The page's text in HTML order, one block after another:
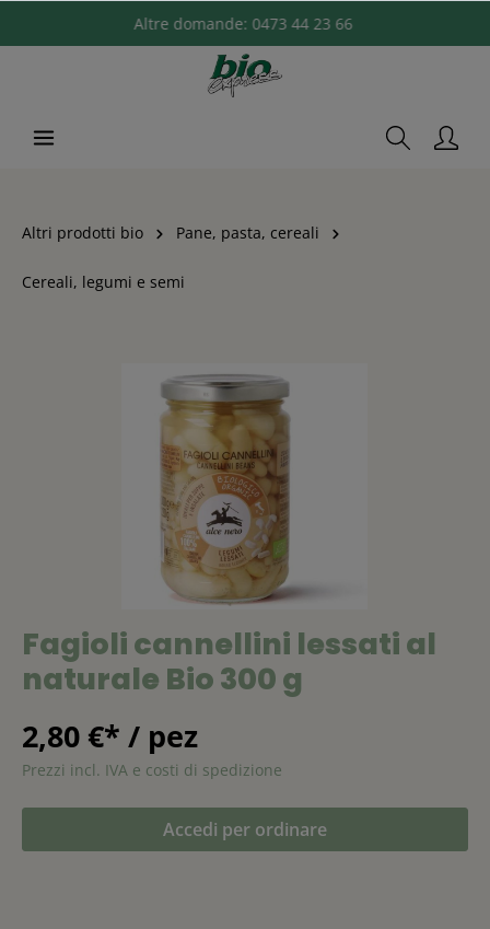
Altre domande: 0473 44 23 66
Altri prodotti bio Pane, pasta, cereali
Cereali, legumi e semi
Fagioli cannellini lessati al
naturale Bio 300 g
2,80 €* / pez
Prezzi incl. IVA e costi di spedizione
Accedi per ordinare